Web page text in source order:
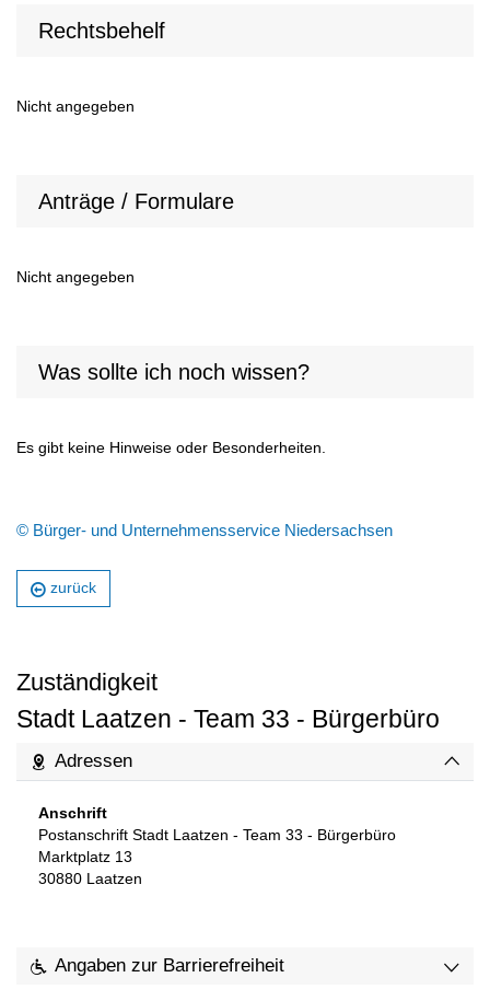
Rechtsbehelf
Nicht angegeben
Anträge / Formulare
Nicht angegeben
Was sollte ich noch wissen?
Es gibt keine Hinweise oder Besonderheiten.
© Bürger- und Unternehmensservice Niedersachsen
zurück
Zuständigkeit
Stadt Laatzen - Team 33 - Bürgerbüro
Adressen
Anschrift
Postanschrift Stadt Laatzen - Team 33 - Bürgerbüro
Marktplatz 13
30880 Laatzen
Angaben zur Barrierefreiheit